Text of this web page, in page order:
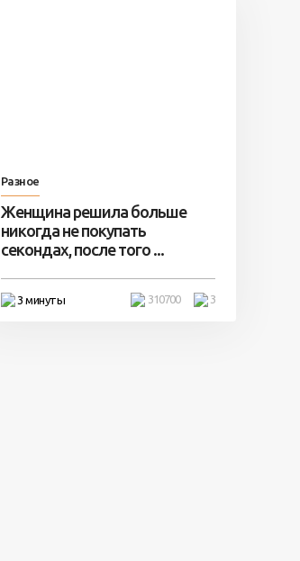
Разное
Женщина решила больше
никогда не покупать
секондах, после того ...
3 минуты 3
310700